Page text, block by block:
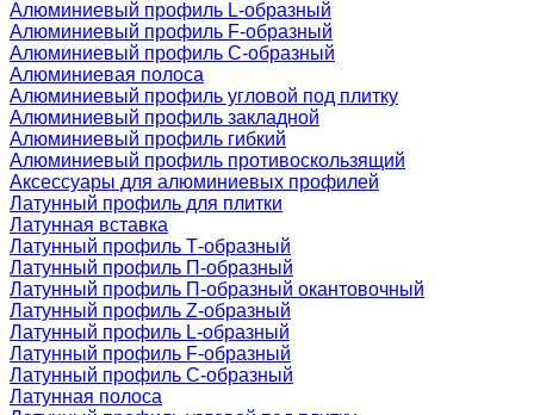
Алюминиевый профиль L-образный
Алюминиевый профиль F-образный
Алюминиевый профиль C-образный
Алюминиевая полоса
Алюминиевый профиль угловой под плитку
Алюминиевый профиль закладной
Алюминиевый профиль гибкий
Алюминиевый профиль противоскользящий
Аксессуары для алюминиевых профилей
Латунный профиль для плитки
Латунная вставка
Латунный профиль Т-образный
Латунный профиль П-образный
Латунный профиль П-образный окантовочный
Латунный профиль Z-образный
Латунный профиль L-образный
Латунный профиль F-образный
Латунный профиль C-образный
Латунная полоса